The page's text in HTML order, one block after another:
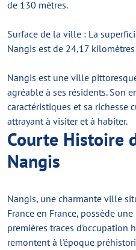
de 130 mètres.
Surface de la ville : La
Nangis est de 24,17 kilomètres
Nangis est une ville
agréable à ses résidents. Son
caractéristiques et sa
attrayant à visiter et à habiter.
Courte Histoire
Nangis
Nangis, une charmante ville
France en France, possède
premières traces d'occupation
remontent à l'époque